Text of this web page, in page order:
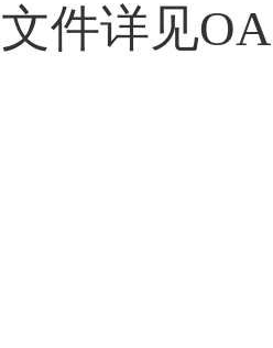
件详见